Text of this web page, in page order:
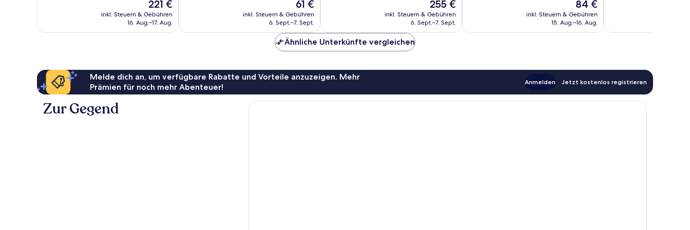
Der
Preis
beträgt
221 €
inkl. Steuern & Gebühren
16. Aug.–17. Aug.
Der
Preis
beträgt
61 €
inkl. Steuern & Gebühren
6. Sept.–7. Sept.
Bewertungen
Der
Preis
beträgt
255 €
inkl. Steuern & Gebühren
6. Sept.–7. Sept.
Der
Preis
beträgt
84 €
inkl. Steuern & Gebühren
15. Aug.–16. Aug.
Ähnliche Unterkünfte vergleichen
Melde dich an, um verfügbare Rabatte und Vorteile anzuzeigen. Mehr
Prämien für noch mehr Abenteuer!
Anmelden Jetzt kostenlos registrieren
Zur Gegend